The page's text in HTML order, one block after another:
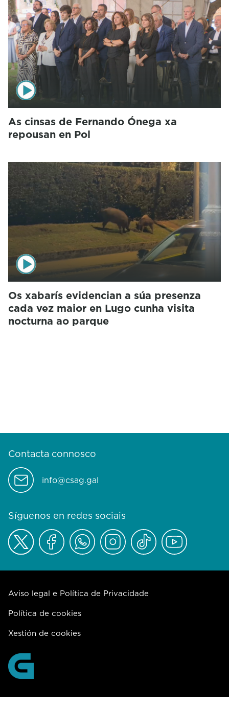
As cinsas de Fernando Ónega xa
repousan en Pol
Os xabarís evidencian a súa presenza
cada vez maior en Lugo cunha visita
nocturna ao parque
Contacta connosco
info@csag.gal
Síguenos en redes sociais
Aviso legal e Política de Privacidade
Política de cookies
Xestión de cookies